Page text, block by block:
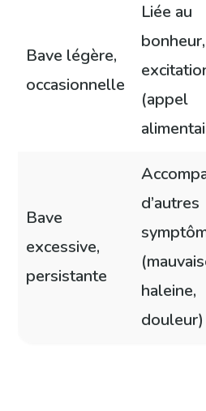
Bave légère,
occasionnelle
Liée au
bonheur,
(appel
Bave
excessive,
persistante
d’autres
haleine,
douleur)